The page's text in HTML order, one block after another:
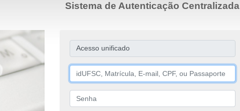
Sistema de Autenticação Centralizada
Acesso unificado